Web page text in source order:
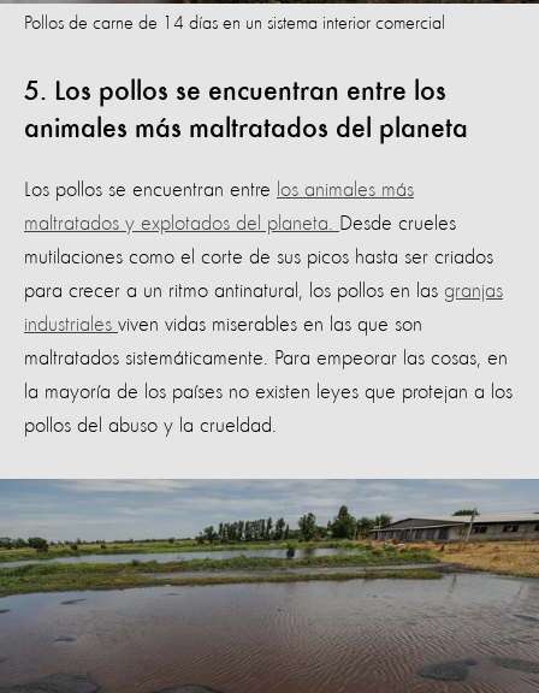
Pollos de carne de 14 días en un sistema interior comercial
5. Los pollos se encuentran entre los
animales más maltratados del planeta
Los pollos se encuentran entre los animales más
maltratados y explotados del planeta. Desde crueles
mutilaciones como el corte de sus picos hasta ser criados
para crecer a un ritmo antinatural, los pollos en las granjas
industriales viven vidas miserables en las que son
maltratados sistemáticamente. Para empeorar las cosas, en
la mayoría de los países no existen leyes que protejan a los
pollos del abuso y la crueldad.